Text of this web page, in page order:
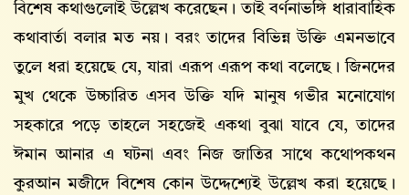
বিশেষ কথাগুলোই উল্লেখ করেছেন। তাই বর্ণনাভঙ্গি ধারাবাহিক
কথাবার্তা বলার মত নয়। বরং তাদের বিভিন্ন উক্তি এমনভাবে
তুলে ধরা হয়েছে যে, যারা এরূপ এরূপ কথা বলেছে। জিনদের
মুখ থেকে উচ্চারিত এসব উক্তি যদি মানুষ গভীর মনোযোগ
সহকারে পড়ে তাহলে সহজেই একথা বুঝা যাবে যে, তাদের
ঈমান আনার এ ঘটনা এবং নিজ জাতির সাথে কথোপকথন
কুরআন মজীদে বিশেষ কোন উদ্দেশ্যেই উল্লেখ করা হয়েছে।